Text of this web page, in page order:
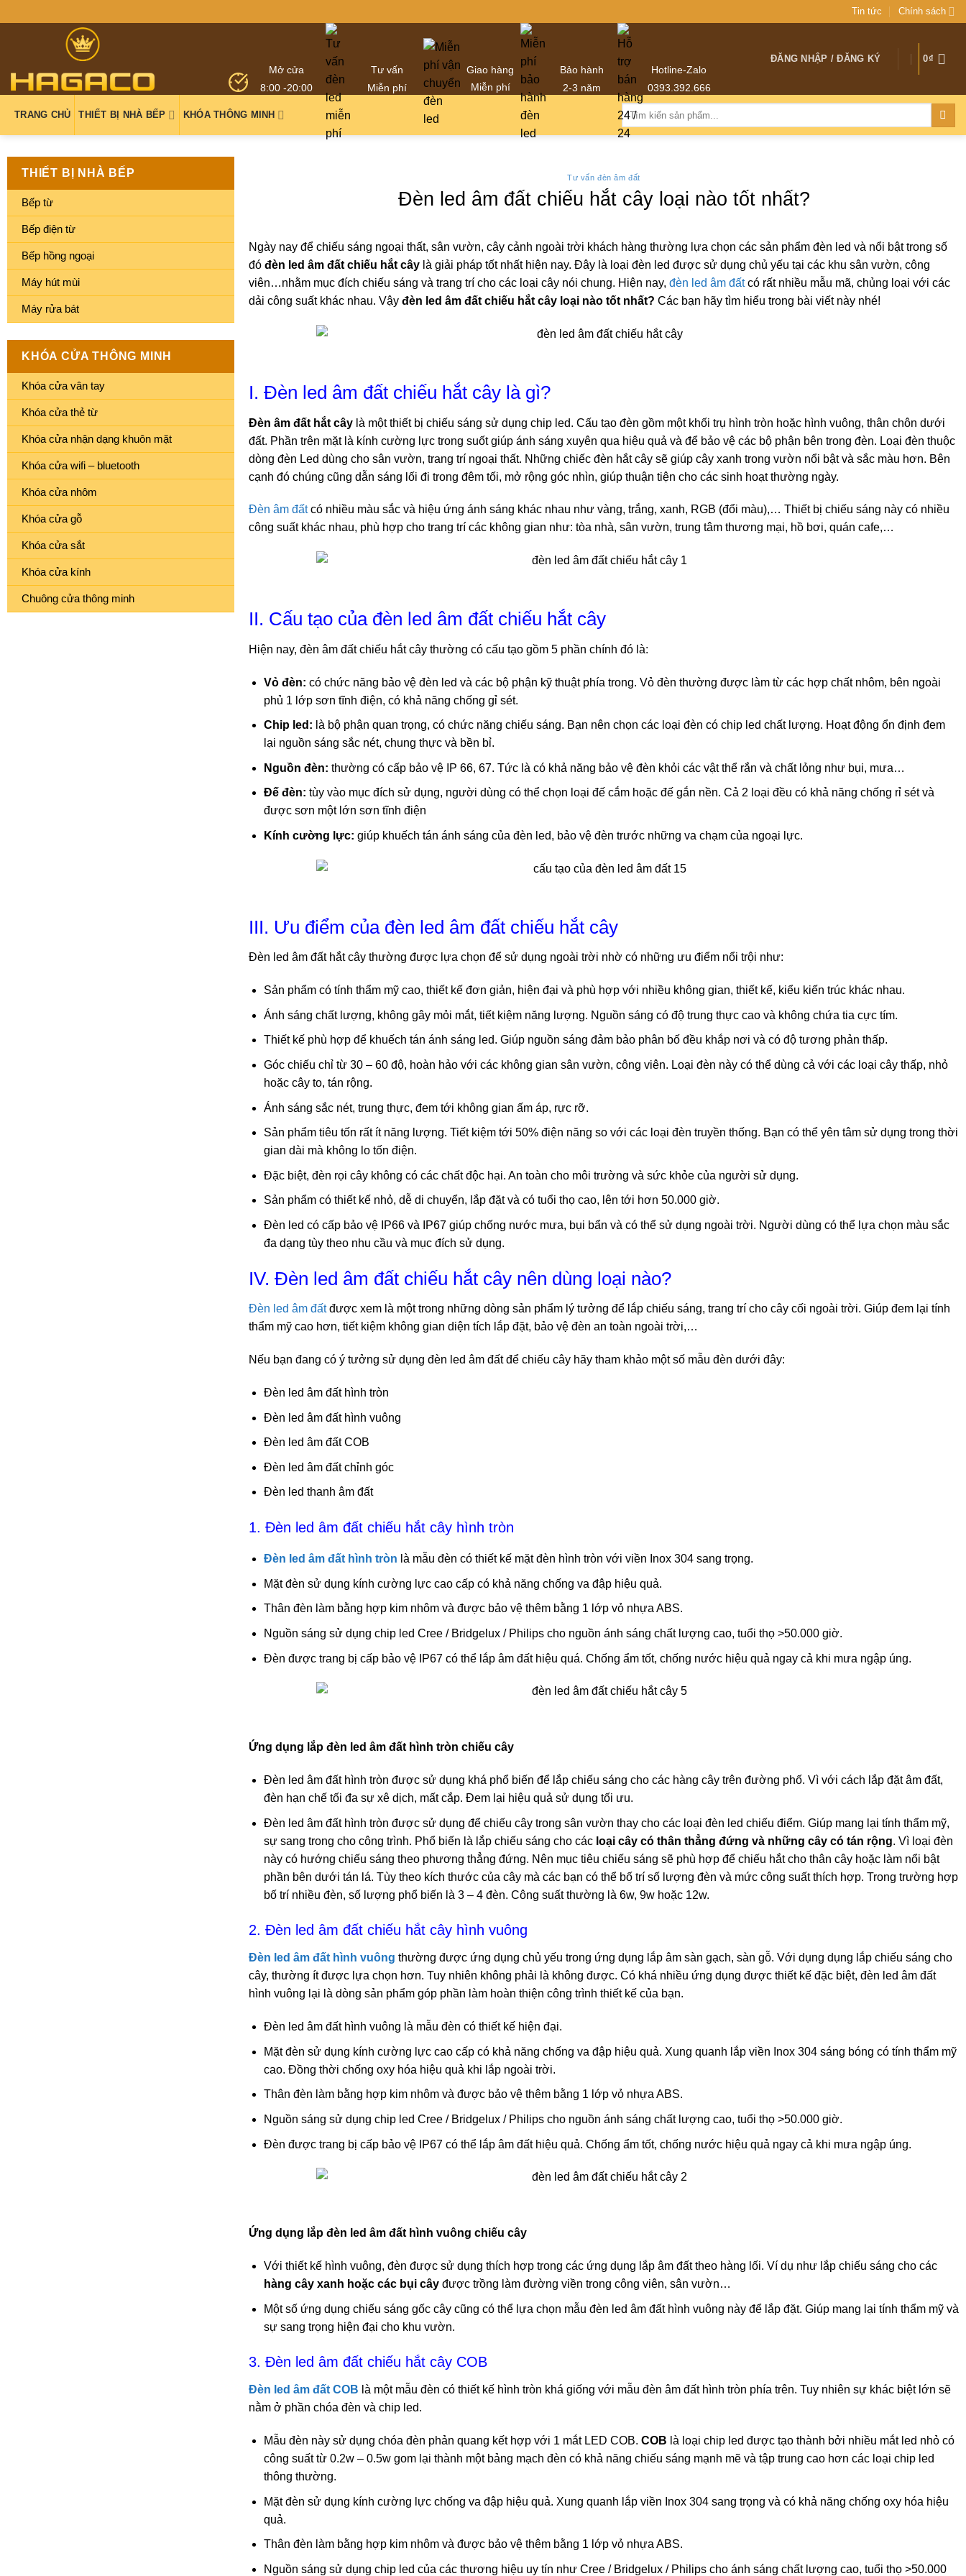
Tin tức Chính sách
Mở cửa
8:00 -20:00
Tư vấn
Miễn phí
Giao hàng
Miễn phí
Bảo hành
2-3 năm
Hotline-Zalo
0393.392.666
ĐĂNG NHẬP / ĐĂNG KÝ 0₫
TRANG CHỦ THIẾT BỊ NHÀ BẾP KHÓA THÔNG MINH
Tìm
kiếm:
THIẾT BỊ NHÀ BẾP
Bếp từ
Bếp điện từ
Bếp hồng ngoại
Máy hút mùi
Máy rửa bát
KHÓA CỬA THÔNG MINH
Khóa cửa vân tay
Khóa cửa thẻ từ
Khóa cửa nhận dạng khuôn mặt
Khóa cửa wifi – bluetooth
Khóa cửa nhôm
Khóa cửa gỗ
Khóa cửa sắt
Khóa cửa kính
Chuông cửa thông minh
Tư vấn đèn âm đất
Đèn led âm đất chiếu hắt cây loại nào tốt nhất?
Ngày nay để chiếu sáng ngoại thất, sân vườn, cây cảnh ngoài trời khách hàng thường lựa chọn các sản phẩm đèn led và nổi bật trong số
đó đèn led âm đất chiếu hắt cây là giải pháp tốt nhất hiện nay. Đây là loại đèn led được sử dụng chủ yếu tại các khu sân vườn, công
viên…nhằm mục đích chiếu sáng và trang trí cho các loại cây nói chung. Hiện nay, đèn led âm đấtcó rất nhiều mẫu mã, chủng loại với các
dải công suất khác nhau. Vậy đèn led âm đất chiếu hắt cây loại nào tốt nhất? Các bạn hãy tìm hiểu trong bài viết này nhé!
I. Đèn led âm đất chiếu hắt cây là gì?
Đèn âm đất hắt cây là một thiết bị chiếu sáng sử dụng chip led. Cấu tạo đèn gồm một khối trụ hình tròn hoặc hình vuông, thân chôn dưới
đất. Phần trên mặt là kính cường lực trong suốt giúp ánh sáng xuyên qua hiệu quả và để bảo vệ các bộ phận bên trong đèn. Loại đèn thuộc
dòng đèn Led dùng cho sân vườn, trang trí ngoại thất. Những chiếc đèn hắt cây sẽ giúp cây xanh trong vườn nổi bật và sắc màu hơn. Bên
cạnh đó chúng cũng dẫn sáng lối đi trong đêm tối, mở rộng góc nhìn, giúp thuận tiện cho các sinh hoạt thường ngày.
Đèn âm đấtcó nhiều màu sắc và hiệu ứng ánh sáng khác nhau như vàng, trắng, xanh, RGB (đổi màu),… Thiết bị chiếu sáng này có nhiều
công suất khác nhau, phù hợp cho trang trí các không gian như: tòa nhà, sân vườn, trung tâm thương mại, hồ bơi, quán cafe,…
II. Cấu tạo của đèn led âm đất chiếu hắt cây
Hiện nay, đèn âm đất chiếu hắt cây thường có cấu tạo gồm 5 phần chính đó là:
Vỏ đèn: có chức năng bảo vệ đèn led và các bộ phận kỹ thuật phía trong. Vỏ đèn thường được làm từ các hợp chất nhôm, bên ngoài
phủ 1 lớp sơn tĩnh điện, có khả năng chống gỉ sét.
Chip led: là bộ phận quan trọng, có chức năng chiếu sáng. Bạn nên chọn các loại đèn có chip led chất lượng. Hoạt động ổn định đem
lại nguồn sáng sắc nét, chung thực và bền bỉ.
Nguồn đèn: thường có cấp bảo vệ IP 66, 67. Tức là có khả năng bảo vệ đèn khỏi các vật thể rắn và chất lỏng như bụi, mưa…
Đế đèn: tùy vào mục đích sử dụng, người dùng có thể chọn loại đế cắm hoặc đế gắn nền. Cả 2 loại đều có khả năng chống rỉ sét và
được sơn một lớn sơn tĩnh điện
Kính cường lực: giúp khuếch tán ánh sáng của đèn led, bảo vệ đèn trước những va chạm của ngoại lực.
III. Ưu điểm của đèn led âm đất chiếu hắt cây
Đèn led âm đất hắt cây thường được lựa chọn để sử dụng ngoài trời nhờ có những ưu điểm nổi trội như:
Sản phẩm có tính thẩm mỹ cao, thiết kế đơn giản, hiện đại và phù hợp với nhiều không gian, thiết kế, kiểu kiến trúc khác nhau.
Ánh sáng chất lượng, không gây mỏi mắt, tiết kiệm năng lượng. Nguồn sáng có độ trung thực cao và không chứa tia cực tím.
Thiết kế phù hợp để khuếch tán ánh sáng led. Giúp nguồn sáng đảm bảo phân bố đều khắp nơi và có độ tương phản thấp.
Góc chiếu chỉ từ 30 – 60 độ, hoàn hảo với các không gian sân vườn, công viên. Loại đèn này có thể dùng cả với các loại cây thấp, nhỏ
hoặc cây to, tán rộng.
Ánh sáng sắc nét, trung thực, đem tới không gian ấm áp, rực rỡ.
Sản phẩm tiêu tốn rất ít năng lượng. Tiết kiệm tới 50% điện năng so với các loại đèn truyền thống. Bạn có thể yên tâm sử dụng trong thời
gian dài mà không lo tốn điện.
Đặc biệt, đèn rọi cây không có các chất độc hại. An toàn cho môi trường và sức khỏe của người sử dụng.
Sản phẩm có thiết kế nhỏ, dễ di chuyển, lắp đặt và có tuổi thọ cao, lên tới hơn 50.000 giờ.
Đèn led có cấp bảo vệ IP66 và IP67 giúp chống nước mưa, bụi bẩn và có thể sử dụng ngoài trời. Người dùng có thể lựa chọn màu sắc
đa dạng tùy theo nhu cầu và mục đích sử dụng.
IV. Đèn led âm đất chiếu hắt cây nên dùng loại nào?
Đèn led âm đấtđược xem là một trong những dòng sản phẩm lý tưởng để lắp chiếu sáng, trang trí cho cây cối ngoài trời. Giúp đem lại tính
thẩm mỹ cao hơn, tiết kiệm không gian diện tích lắp đặt, bảo vệ đèn an toàn ngoài trời,…
Nếu bạn đang có ý tưởng sử dụng đèn led âm đất để chiếu cây hãy tham khảo một số mẫu đèn dưới đây:
Đèn led âm đất hình tròn
Đèn led âm đất hình vuông
Đèn led âm đất COB
Đèn led âm đất chỉnh góc
Đèn led thanh âm đất
1. Đèn led âm đất chiếu hắt cây hình tròn
Đèn led âm đất hình tròn là mẫu đèn có thiết kế mặt đèn hình tròn với viền Inox 304 sang trọng.
Mặt đèn sử dụng kính cường lực cao cấp có khả năng chống va đập hiệu quả.
Thân đèn làm bằng hợp kim nhôm và được bảo vệ thêm bằng 1 lớp vỏ nhựa ABS.
Nguồn sáng sử dụng chip led Cree / Bridgelux / Philips cho nguồn ánh sáng chất lượng cao, tuổi thọ >50.000 giờ.
Đèn được trang bị cấp bảo vệ IP67 có thể lắp âm đất hiệu quá. Chống ẩm tốt, chống nước hiệu quả ngay cả khi mưa ngập úng.
Ứng dụng lắp đèn led âm đất hình tròn chiếu cây
Đèn led âm đất hình tròn được sử dụng khá phổ biến để lắp chiếu sáng cho các hàng cây trên đường phố. Vì với cách lắp đặt âm đất,
đèn hạn chế tối đa sự xê dịch, mất cắp. Đem lại hiệu quả sử dụng tối ưu.
Đèn led âm đất hình tròn được sử dụng để chiếu cây trong sân vườn thay cho các loại đèn led chiếu điểm. Giúp mang lại tính thẩm mỹ,
sự sang trong cho công trình. Phổ biến là lắp chiếu sáng cho các loại cây có thân thẳng đứng và những cây có tán rộng. Vì loại đèn
này có hướng chiếu sáng theo phương thẳng đứng. Nên mục tiêu chiếu sáng sẽ phù hợp để chiếu hắt cho thân cây hoặc làm nổi bật
phần bên dưới tán lá. Tùy theo kích thước của cây mà các bạn có thể bố trí số lượng đèn và mức công suất thích hợp. Trong trường hợp
bố trí nhiều đèn, số lượng phổ biến là 3 – 4 đèn. Công suất thường là 6w, 9w hoặc 12w.
2. Đèn led âm đất chiếu hắt cây hình vuông
Đèn led âm đất hình vuông thường được ứng dụng chủ yếu trong ứng dụng lắp âm sàn gạch, sàn gỗ. Với dụng dụng lắp chiếu sáng cho
cây, thường ít được lựa chọn hơn. Tuy nhiên không phải là không được. Có khá nhiều ứng dụng được thiết kế đặc biệt, đèn led âm đất
hình vuông lại là dòng sản phẩm góp phần làm hoàn thiện công trình thiết kế của bạn.
Đèn led âm đất hình vuông là mẫu đèn có thiết kế hiện đại.
Mặt đèn sử dụng kính cường lực cao cấp có khả năng chống va đập hiệu quả. Xung quanh lắp viền Inox 304 sáng bóng có tính thẩm mỹ
cao. Đồng thời chống oxy hóa hiệu quả khi lắp ngoài trời.
Thân đèn làm bằng hợp kim nhôm và được bảo vệ thêm bằng 1 lớp vỏ nhựa ABS.
Nguồn sáng sử dụng chip led Cree / Bridgelux / Philips cho nguồn ánh sáng chất lượng cao, tuổi thọ >50.000 giờ.
Đèn được trang bị cấp bảo vệ IP67 có thể lắp âm đất hiệu quả. Chống ẩm tốt, chống nước hiệu quả ngay cả khi mưa ngập úng.
Ứng dụng lắp đèn led âm đất hình vuông chiếu cây
Với thiết kế hình vuông, đèn được sử dụng thích hợp trong các ứng dụng lắp âm đất theo hàng lối. Ví dụ như lắp chiếu sáng cho các
hàng cây xanh hoặc các bụi câyđược trồng làm đường viền trong công viên, sân vườn…
Một số ứng dụng chiếu sáng gốc cây cũng có thể lựa chọn mẫu đèn led âm đất hình vuông này để lắp đặt. Giúp mang lại tính thẩm mỹ và
sự sang trọng hiện đại cho khu vườn.
3. Đèn led âm đất chiếu hắt cây COB
Đèn led âm đất COB là một mẫu đèn có thiết kế hình tròn khá giống với mẫu đèn âm đất hình tròn phía trên. Tuy nhiên sự khác biệt lớn sẽ
nằm ở phần chóa đèn và chip led.
Mẫu đèn này sử dụng chóa đèn phản quang kết hợp với 1 mắt LED COB. COB là loại chip led được tạo thành bởi nhiều mắt led nhỏ có
công suất từ 0.2w – 0.5w gom lại thành một bảng mạch đèn có khả năng chiếu sáng mạnh mẽ và tập trung cao hơn các loại chip led
thông thường.
Mặt đèn sử dụng kính cường lực chống va đập hiệu quả. Xung quanh lắp viền Inox 304 sang trọng và có khả năng chống oxy hóa hiệu
quả.
Thân đèn làm bằng hợp kim nhôm và được bảo vệ thêm bằng 1 lớp vỏ nhựa ABS.
Nguồn sáng sử dụng chip led của các thương hiệu uy tín như Cree / Bridgelux / Philips cho ánh sáng chất lượng cao, tuổi thọ >50.000